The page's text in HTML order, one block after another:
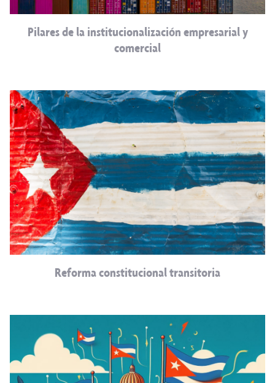
Pilares de la institucionalización empresarial y
comercial
Reforma constitucional transitoria